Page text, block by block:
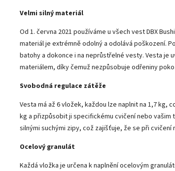
Velmi silný materiál
Od 1. června 2021 používáme u všech vest DBX
materiál je extrémně odolný a odolává poškození.
batohy a dokonce i na neprůstřelné vesty. Vesta je
materiálem, díky čemuž nezpůsobuje odřeniny
Svobodná regulace zátěže
Vesta má až 6 vložek, každou lze naplnit na 1,7 kg,
kg a přizpůsobit ji specifickému cvičení nebo
silnými suchými zipy, což zajišťuje, že se při cvičení
Ocelový granulát
Každá vložka je určena k naplnění ocelovým